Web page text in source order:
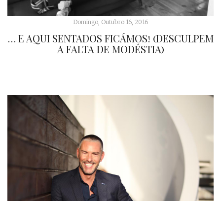
Domingo, Outubro 16, 2016
… E AQUI SENTADOS FICÁMOS! (DESCULPEM
A FALTA DE MODÉSTIA)